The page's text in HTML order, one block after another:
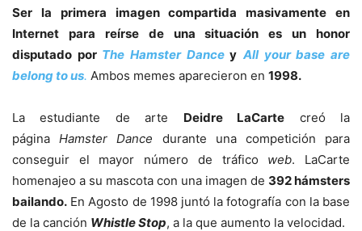
Ser la primera imagen compartida masivamente en
Internet para reírse de una situación es un honor
disputado por The Hamster Dance y All your base are
belong to us. Ambos memes aparecieron en 1998.
La estudiante de arte Deidre LaCarte creó la
páginaHamster Dance durante una competición para
conseguir el mayor número de tráfico web. LaCarte
homenajeo a su mascota con una imagen de 392 hámsters
bailando. En Agosto de 1998 juntó la fotografía con la base
de la canción Whistle Stop, a la que aumento la velocidad.